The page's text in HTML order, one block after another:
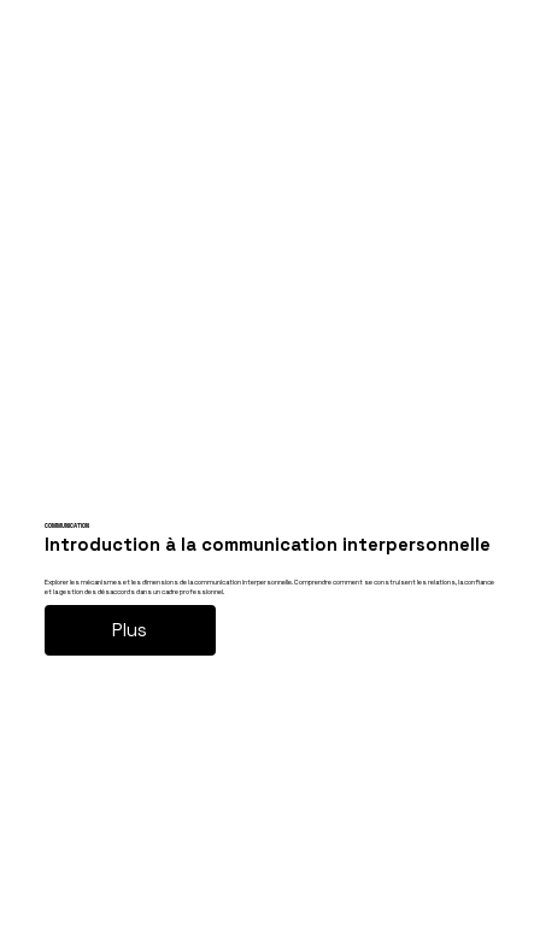
COMMUNICATION
Introduction à la communication interpersonnelle
Explorer les mécanismes et les dimensions de la communication interpersonnelle. Comprendre comment se construisent les relations, la confiance
et la gestion des désaccords dans un cadre professionnel.
Plus